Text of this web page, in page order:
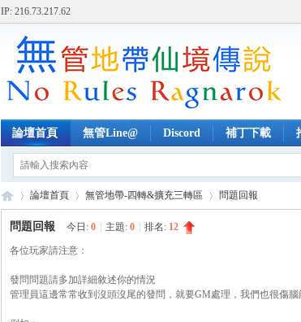
IP: 216.73.217.62
論壇首頁 無管Line@ Discord 補丁下載
論壇首頁 無管地帶-四轉&擴充三轉區 問題回報
問題回報 今日: 0 主題: 0 排名: 12
各位玩家請注意：
發問問題請多加詳細敘述你的情況
管理員這邊常常收到沒頭沒尾的發問，就要GM處理，我們也很傷腦